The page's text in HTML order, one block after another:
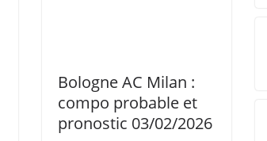
Bologne AC Milan :
compo probable et
pronostic 03/02/2026